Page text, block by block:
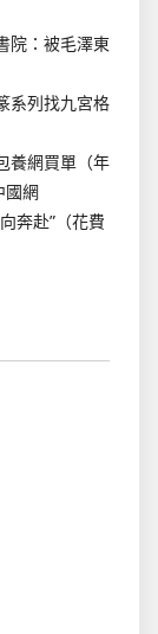
院：被毛澤東
系列找九宮格
養網買單（年
國網
奔赴”（花費